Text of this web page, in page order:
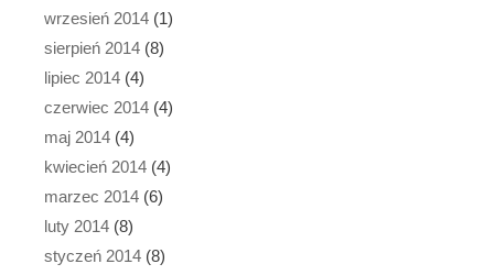
wrzesień 2014 (1)
sierpień 2014 (8)
lipiec 2014 (4)
czerwiec 2014 (4)
maj 2014 (4)
kwiecień 2014 (4)
marzec 2014 (6)
luty 2014 (8)
styczeń 2014 (8)